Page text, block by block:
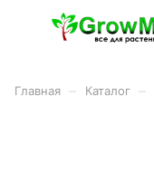
Главная Каталог